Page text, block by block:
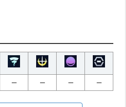
ー ー ー ー